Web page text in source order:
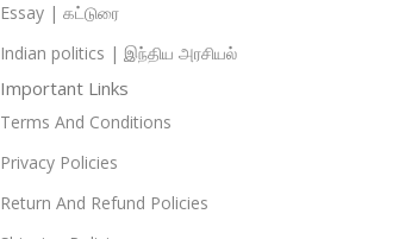
Essay | கட்டுரை
Indian politics | இந்திய அரசியல்
Important Links
Terms And Conditions
Privacy Policies
Return And Refund Policies